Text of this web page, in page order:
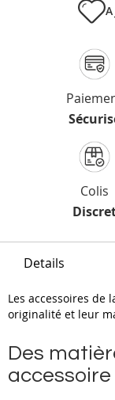
Colis
Details
Les accessoires de
originalité et leur
Des